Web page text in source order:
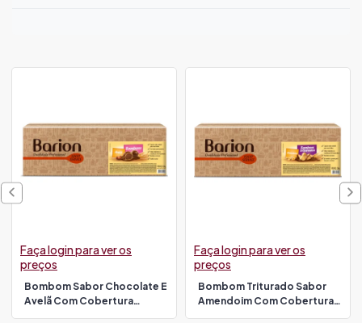
Bombom Sabor Chocolate E
Avelã Com Cobertura
Faça login para ver os
preços
Bombom Triturado Sabor
Amendoim Com Cobertura
Faça login para ver os
preços